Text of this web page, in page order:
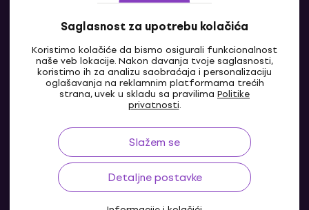
Saglasnost za upotrebu kolačića
Koristimo kolačiće da bismo osigurali funkcionalnost
naše veb lokacije. Nakon davanja tvoje saglasnosti,
koristimo ih za analizu saobraćaja i personalizaciju
oglašavanja na reklamnim platformama trećih
strana, uvek u skladu sa pravilima Politike
privatnosti.
Slažem se
Detaljne postavke
Kontaktiraj nas
BA